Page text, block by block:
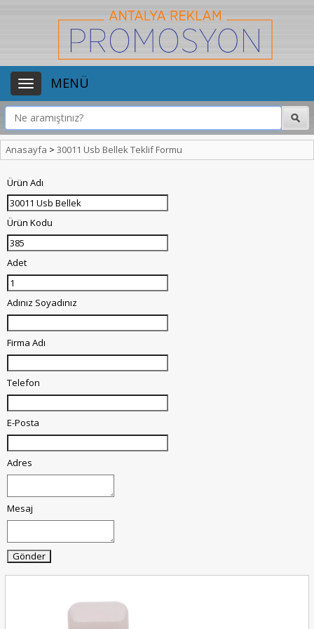
MENÜ
Anasayfa > 30011 Usb Bellek Teklif Formu
Ürün Adı
Ürün Kodu
Adet
Adınız Soyadınız
Firma Adı
Telefon
E-Posta
Adres
Mesaj